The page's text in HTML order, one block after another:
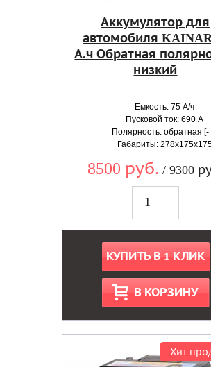
Аккумулятор для
автомобиля
А.ч Обратная
низкий
Емкость: 75 А/ч
Пусковой ток: 690 А
Полярность: обратная [-
Габариты:
8500 руб. / 9300
КУПИТЬ В 1 КЛИК
В КОРЗИНУ
Хит